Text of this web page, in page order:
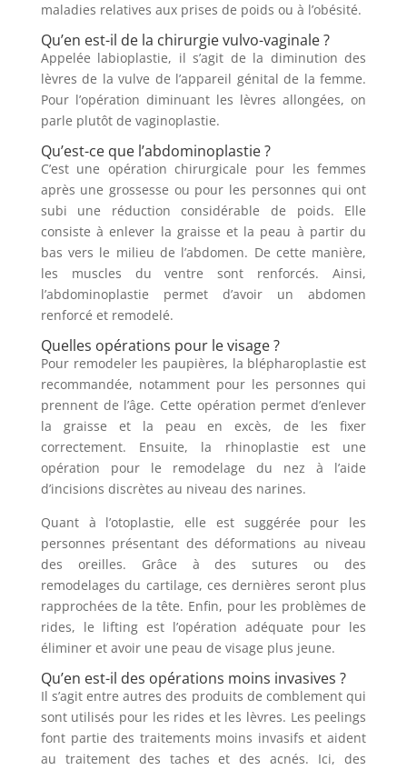
maladies relatives aux prises de poids ou à l’obésité.
Qu’en est-il de la chirurgie vulvo-vaginale ?
Appelée labioplastie, il s’agit de la diminution des
lèvres de la vulve de l’appareil génital de la femme.
Pour l’opération diminuant les lèvres allongées, on
parle plutôt de vaginoplastie.
Qu’est-ce que l’abdominoplastie ?
C’est une opération chirurgicale pour les femmes
après une grossesse ou pour les personnes qui ont
subi une réduction considérable de poids. Elle
consiste à enlever la graisse et la peau à partir du
bas vers le milieu de l’abdomen. De cette manière,
les muscles du ventre sont renforcés. Ainsi,
l’abdominoplastie permet d’avoir un abdomen
renforcé et remodelé.
Quelles opérations pour le visage ?
Pour remodeler les paupières, la blépharoplastie est
recommandée, notamment pour les personnes qui
prennent de l’âge. Cette opération permet d’enlever
la graisse et la peau en excès, de les fixer
correctement. Ensuite, la rhinoplastie est une
opération pour le remodelage du nez à l’aide
d’incisions discrètes au niveau des narines.
Quant à l’otoplastie, elle est suggérée pour les
personnes présentant des déformations au niveau
des oreilles. Grâce à des sutures ou des
remodelages du cartilage, ces dernières seront plus
rapprochées de la tête. Enfin, pour les problèmes de
rides, le lifting est l’opération adéquate pour les
éliminer et avoir une peau de visage plus jeune.
Qu’en est-il des opérations moins invasives ?
Il s’agit entre autres des produits de comblement qui
sont utilisés pour les rides et les lèvres. Les peelings
font partie des traitements moins invasifs et aident
au traitement des taches et des acnés. Ici, des